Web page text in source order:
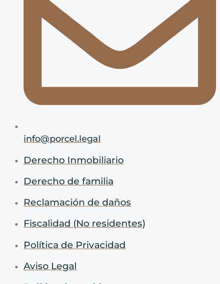
info@porcel.legal
Derecho Inmobiliario
Derecho de familia
Reclamación de daños
Fiscalidad (No residentes)
Política de Privacidad
Aviso Legal